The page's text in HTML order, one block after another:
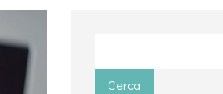
Cerca